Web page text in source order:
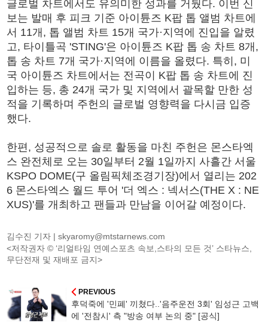
글로벌 차트에서도 유의미한 성과를 거뒀다. 이번 신
보는 발매 후 피크 기준 아이튠즈 K팝 톱 앨범 차트에
서 11개, 톱 앨범 차트 15개 국가·지역에 진입을 알렸
고, 타이틀곡 'STING'은 아이튠즈 K팝 톱 송 차트 8개,
톱 송 차트 7개 국가·지역에 이름을 올렸다. 특히, 미
국 아이튠즈 차트에서는 전곡이 K팝 톱 송 차트에 진
입하는 등, 총 24개 국가 및 지역에서 괄목할 만한 성
적을 기록하며 주헌의 글로벌 영향력을 다시금 입증
했다.
한편, 성공적으로 솔로 활동을 마친 주헌은 몬스타엑
스 완전체로 오는 30일부터 2월 1일까지 사흘간 서울
KSPO DOME(구 올림픽체조경기장)에서 열리는 202
6 몬스타엑스 월드 투어 '더 엑스 : 넥서스(THE X : NE
XUS)'를 개최하고 팬들과 만남을 이어갈 예정이다.
김수진 기자 |skyaromy@mtstarnews.com
<저작권자 © ‘리얼타임 연예스포츠 속보,스타의 모든 것’ 스타뉴스,
무단전재 및 재배포 금지>
PREVIOUS
후덕죽에 '민폐' 끼쳤다..'음주운전 3회' 임성근 고백
에 '전참시' 측 "방송 여부 논의 중" [공식]